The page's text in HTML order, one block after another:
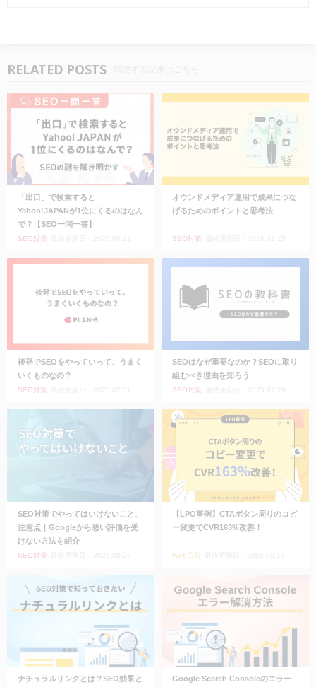
RELATED POSTS
「出口」で検索すると
Yahoo!JAPANが1位にくるのはなん
で？【SEO一問一答】
SEO対策
オウンドメディア運用で成果につな
げるためのポイントと思考法
SEO対策
後発でSEOをやっていって、うまく
いくものなの？
SEO対策
SEOはなぜ重要なのか？SEOに取り
組むべき理由を知ろう
SEO対策
SEO対策でやってはいけないこと、
注意点｜Googleから悪い評価を受
けない方法を紹介
SEO対策
【LPO事例】CTAボタン周りのコピ
ー変更でCVR163%改善！
Web広告
ナチュラルリンクとは？SEO効果と
Google Search Consoleのエラー